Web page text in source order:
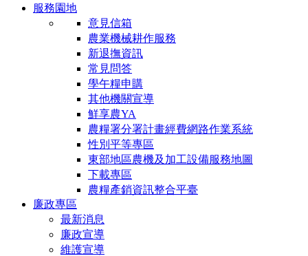
服務園地
意見信箱
農業機械耕作服務
新退撫資訊
常見問答
學午糧申購
其他機關宣導
鮮享農YA
農糧署分署計畫經費網路作業系統
性別平等專區
東部地區農機及加工設備服務地圖
下載專區
農糧產銷資訊整合平臺
廉政專區
最新消息
廉政宣導
維護宣導